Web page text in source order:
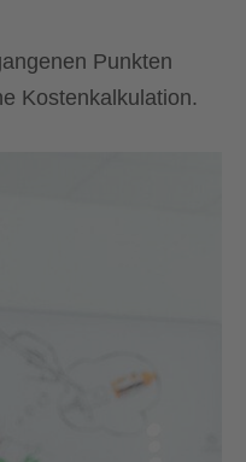
Punkten
Kostenkalkulation.